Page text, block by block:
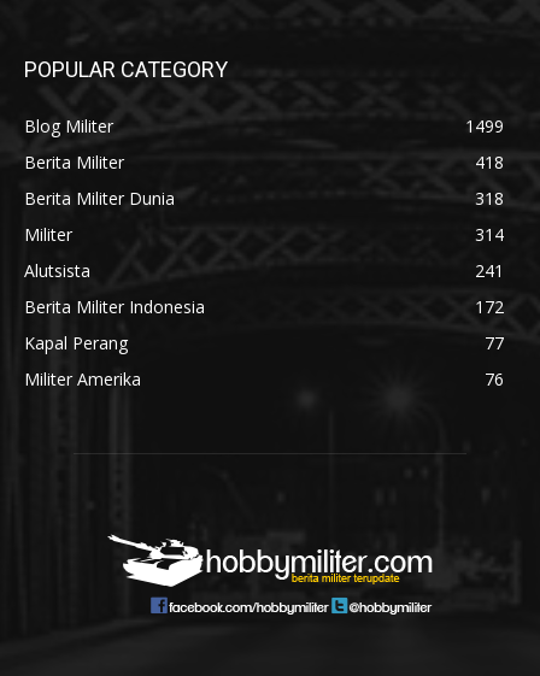
POPULAR CATEGORY
Blog Militer
1499
Berita Militer
418
Berita Militer Dunia
318
Militer
314
Alutsista
241
Berita Militer Indonesia
172
Kapal Perang
77
Militer Amerika
76